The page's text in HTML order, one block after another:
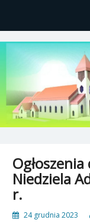
Gutkowo, ul.
Niedziela
r.
24 grudnia 2023